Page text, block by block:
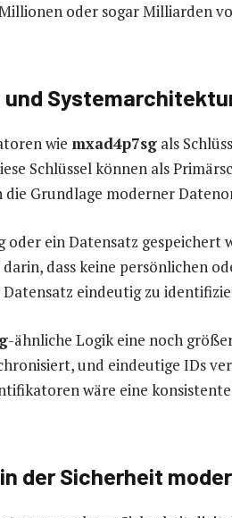
oder sogar Milliarden
wie mxad4p7sg als
Schlüssel können als
Grundlage moderner
ein Datensatz gespeichert
dass keine persönlichen
eindeutig zu
-ähnliche Logik eine noch
und eindeutige IDs
wäre eine
der Sicherheit